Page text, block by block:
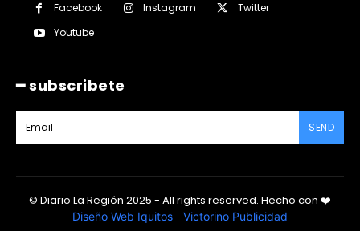
Facebook Instagram
Twitter
Youtube
━ subscribete
SEND
© Diario La Región 2025 - All rights reserved. Hecho con ❤️
Diseño Web Iquitos Victorino Publicidad